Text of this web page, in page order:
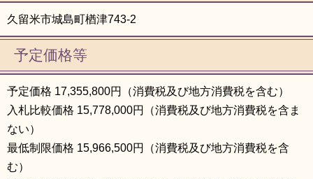
久留米市城島町楢津743-2
予定価格等
予定価格 17,355,800円（消費税及び地方消費税を含む）
入札比較価格 15,778,000円（消費税及び地方消費税を含ま
ない）
最低制限価格 15,966,500円（消費税及び地方消費税を含
む）